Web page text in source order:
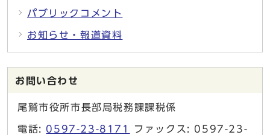
パブリックコメント
お知らせ・報道資料
お問い合わせ
尾鷲市役所市長部局税務課課税係
電話: 0597-23-8171
ファックス: 0597-23-